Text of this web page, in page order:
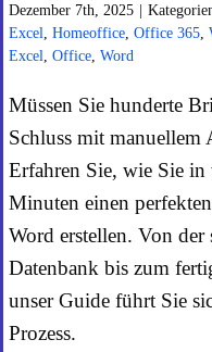
Dezember 7th, 2025
Excel, Homeoffice, Office 365,
Excel, Office, Word
Müssen Sie hunderte
Schluss mit manuellem
Erfahren Sie, wie Sie in
Minuten einen
Word erstellen. Von der
Datenbank bis zum
unser Guide führt Sie
Prozess.